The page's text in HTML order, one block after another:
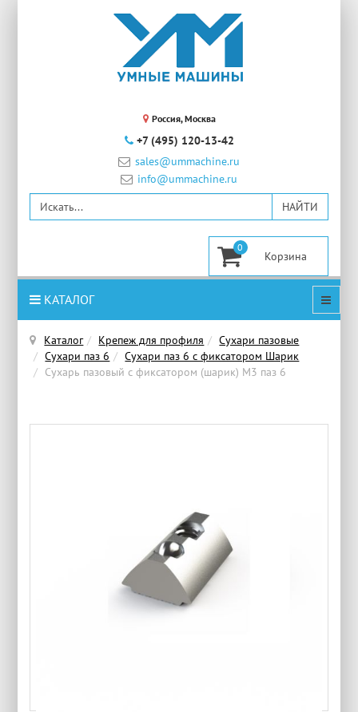
Россия, Москва
+7 (495) 120-13-42
sales@ummachine.ru
info@ummachine.ru
0
КАТАЛОГ
Каталог Крепеж для профиля
Сухари пазовые
Сухари паз 6
Сухари паз 6 с фиксатором Шарик
Сухарь пазовый с фиксатором (шарик) М3 паз 6